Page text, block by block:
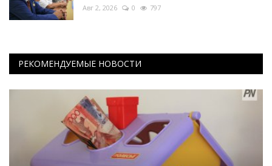
Авг 2, 2026 0 797
РЕКОМЕНДУЕМЫЕ НОВОСТИ